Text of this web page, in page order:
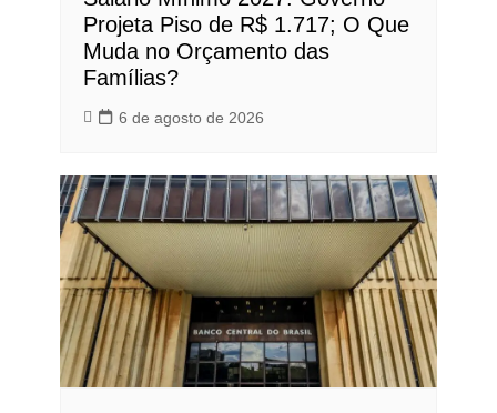
Projeta Piso de R$ 1.717; O Que
Muda no Orçamento das
Famílias?
6 de agosto de 2026